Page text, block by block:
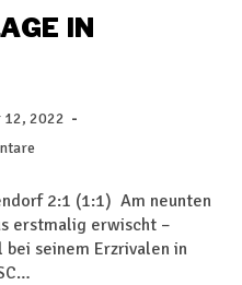
IN
12, 2022
2:1 (1:1) Am neunten
erstmalig erwischt –
seinem Erzrivalen in